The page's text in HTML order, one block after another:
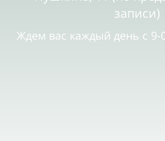
записи)
Ждем вас каждый день с 9-